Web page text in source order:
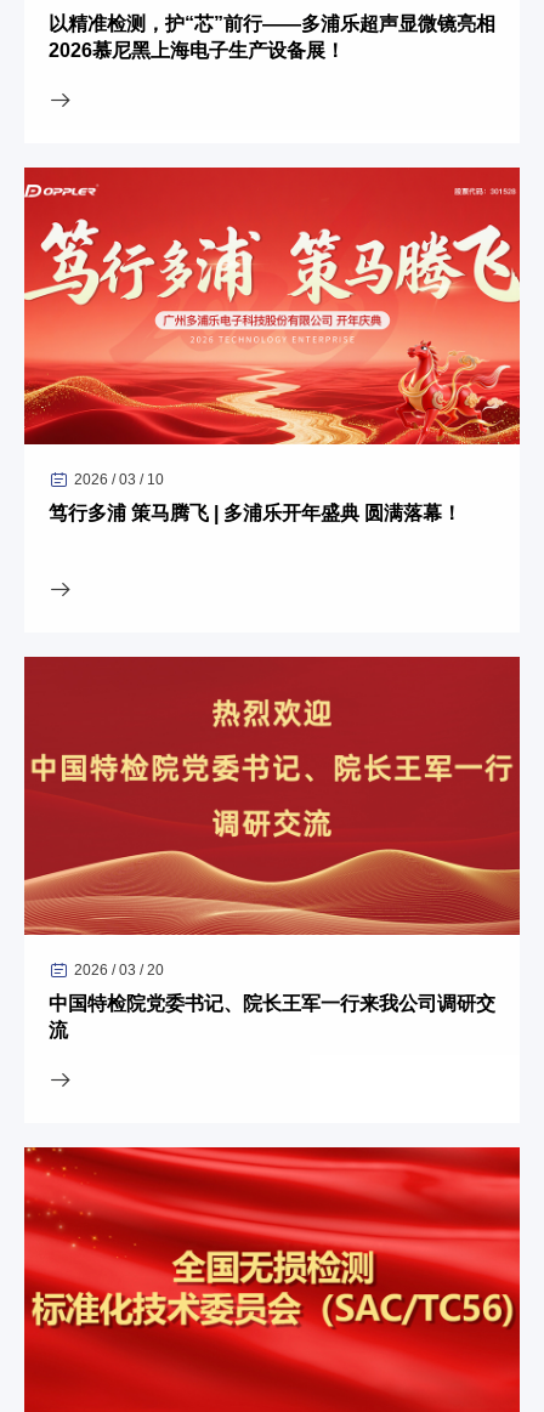
以精准检测，护“芯”前行——多浦乐超声显微镜亮相
2026慕尼黑上海电子生产设备展！
2026 / 03 / 10
笃行多浦 策马腾飞 | 多浦乐开年盛典 圆满落幕！
2026 / 03 / 20
中国特检院党委书记、院长王军一行来我公司调研交
流